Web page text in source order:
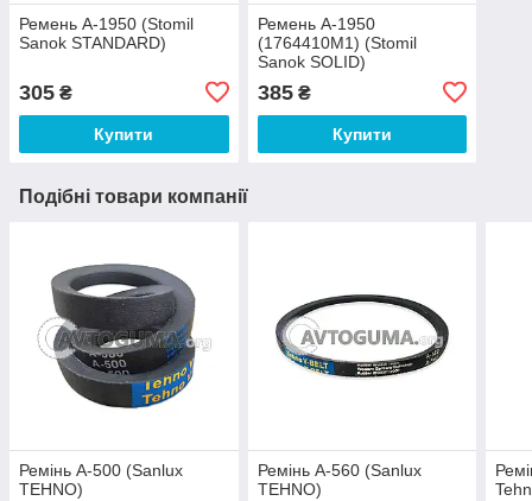
Ремень A-1950 (Stomil
Sanok STANDARD)
305 ₴
Купити
Ремень A-1950
(1764410M1) (Stomil
Sanok SOLID)
385₴
Купити
Подібні товари компанії
Ремінь A-500 (Sanlux
TEHNO)
Ремінь A-560 (Sanlux
TEHNO)